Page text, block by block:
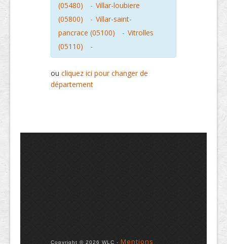
(05480)
- Villar-loubiere
(05800)
- Villar-saint-
pancrace (05100)
- Vitrolles
(05110)
-
ou cliquez ici pour changer de
département
Copyright © 2026 WLC - Mentions